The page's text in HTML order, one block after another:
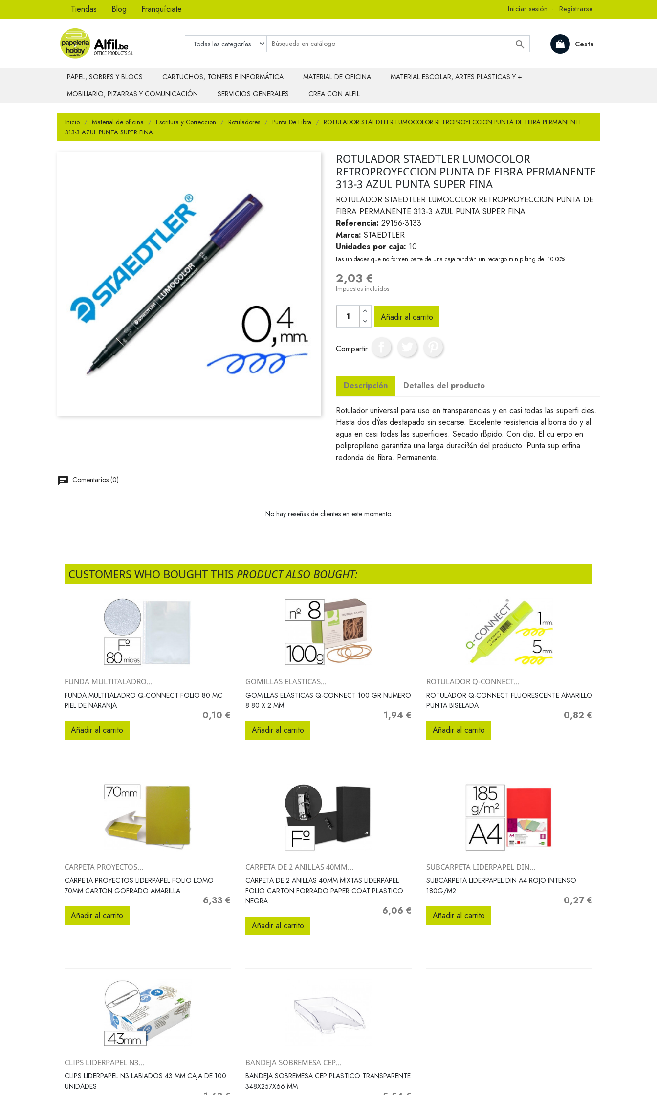
Tiendas Blog Franquíciate Iniciar sesión · Registrarse
Cesta

PAPEL, SOBRES Y BLOCS CARTUCHOS, TONERS E INFORMÁTICA MATERIAL DE OFICINA
MATERIAL ESCOLAR, ARTES PLASTICAS Y +
MOBILIARIO, PIZARRAS Y COMUNICACIÓN
SERVICIOS GENERALES CREA CON ALFIL
Inicio Material de oficina Escritura y Correccion Rotuladores Punta De Fibra
ROTULADOR STAEDTLER LUMOCOLOR RETROPROYECCION PUNTA DE FIBRA PERMANENTE
313-3 AZUL PUNTA SUPER FINA
ROTULADOR STAEDTLER LUMOCOLOR
RETROPROYECCION PUNTA DE FIBRA PERMANENTE
313-3 AZUL PUNTA SUPER FINA
ROTULADOR STAEDTLER LUMOCOLOR RETROPROYECCION PUNTA DE
FIBRA PERMANENTE 313-3 AZUL PUNTA SUPER FINA
Referencia: 29156-3133
Marca: STAEDTLER
Unidades por caja: 10
Las unidades que no formen parte de una caja tendrán un recargo minipiking del 10.00%
2,03 €
Impuestos incluidos
Añadir al carrito
Compartir
Descripción Detalles del producto
Rotulador universal para uso en transparencias y en casi todas las superfi cies.
Hasta dos dÝas destapado sin secarse. Excelente resistencia al borra do y al
agua en casi todas las superficies. Secado rßpido. Con clip. El cu erpo en
polipropileno garantiza una larga duraci¾n del producto. Punta sup erfina
redonda de fibra. Permanente.
Comentarios (0)
No hay reseñas de clientes en este momento.
CUSTOMERS WHO BOUGHT THIS PRODUCT ALSO BOUGHT:
Vista rápida
FUNDA MULTITALADRO...
FUNDA MULTITALADRO Q-CONNECT FOLIO 80 MC
PIEL DE NARANJA
Precio
0,10 €
Añadir al carrito
 Vista rápida
GOMILLAS ELASTICAS...
GOMILLAS ELASTICAS Q-CONNECT 100 GR NUMERO
8 80 X 2 MM
Precio
1,94 €
Añadir al carrito
 Vista rápida
ROTULADOR Q-CONNECT...
ROTULADOR Q-CONNECT FLUORESCENTE AMARILLO
PUNTA BISELADA
Precio
0,82 €
Añadir al carrito
 Vista rápida
CARPETA PROYECTOS...
CARPETA PROYECTOS LIDERPAPEL FOLIO LOMO
70MM CARTON GOFRADO AMARILLA
Precio
6,33 €
Añadir al carrito
Vista rápida
CARPETA DE 2 ANILLAS 40MM...
CARPETA DE 2 ANILLAS 40MM MIXTAS LIDERPAPEL
FOLIO CARTON FORRADO PAPER COAT PLASTICO
NEGRA
Precio
6,06 €
Añadir al carrito
Vista rápida
SUBCARPETA LIDERPAPEL DIN...
SUBCARPETA LIDERPAPEL DIN A4 ROJO INTENSO
180G/M2
Precio
0,27 €
Añadir al carrito
 Vista rápida
CLIPS LIDERPAPEL N3...
CLIPS LIDERPAPEL N3 LABIADOS 43 MM CAJA DE 100
UNIDADES
 Vista rápida
BANDEJA SOBREMESA CEP...
BANDEJA SOBREMESA CEP PLASTICO TRANSPARENTE
348X257X66 MM